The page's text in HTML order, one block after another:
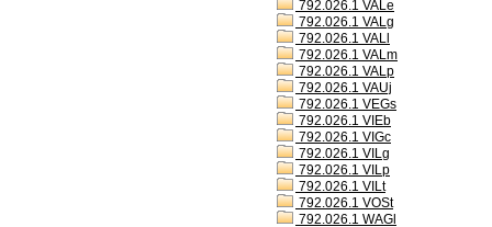
792.026.1 VALe
792.026.1 VALg
792.026.1 VALl
792.026.1 VALm
792.026.1 VALp
792.026.1 VAUj
792.026.1 VEGs
792.026.1 VIEb
792.026.1 VIGc
792.026.1 VILg
792.026.1 VILp
792.026.1 VILt
792.026.1 VOSt
792.026.1 WAGl